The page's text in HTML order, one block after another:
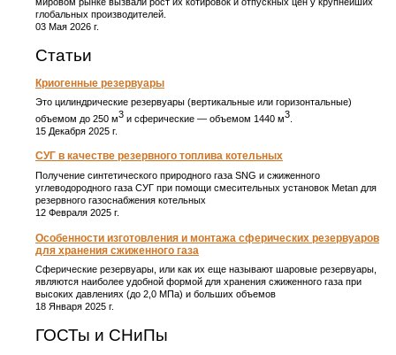
глобальных производителей.
03 Мая 2026 г.
Статьи
Криогенные резервуары
Это цилиндрические резервуары (вертикальные или горизонтальные)
объемом до 250 м3 и сферические ― объемом 1440 м3
15 Декабря 2025 г.
СУГ в качестве резервного топлива котельных
Получение синтетического природного газа SNG и сжиженного
углеводородного газа СУГ при помощи смесительных установок Metan для
резервного газоснабжения котельных
12 Февраля 2025 г.
Особенности изготовления и монтажа сферических резервуаров
для хранения сжиженного газа
Сферические резервуары, или как их еще называют шаровые резервуары,
являются наиболее удобной формой для хранения сжиженного газа при
высоких давлениях (до 2,0 МПа) и больших объемов
18 Января 2025 г.
ГОСТы и СНиПы